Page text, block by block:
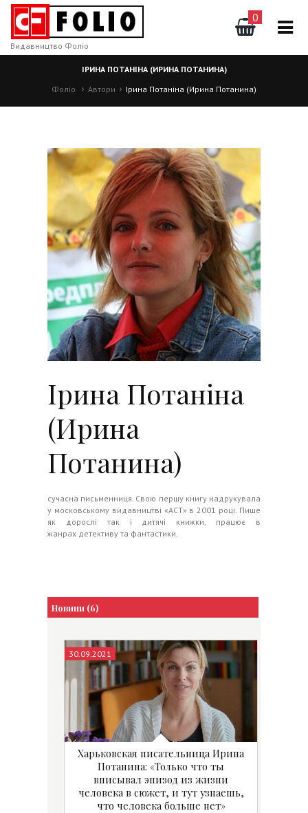
0
Видавництво Фоліо
ІРИНА ПОТАНІНА (ИРИНА ПОТАНИНА)
Фоліо
Автори Ірина Потаніна (Ирина Потанина)
Ірина Потаніна
(Ирина
Потанина)
сучасна письменниця. Свою першу книгу надрукувала
у московському видавництві «АСТ» в 2001 році. Пише
як дорослі так і дитячі книжки, працює в
жанрах детективу та фантастики.
Новини (6)
30.09.2021
Харьковская писательница Ирина
Потанина: «Только что ты
вписывал эпизод из жизни
человека в сюжет, и тут узнаешь,
что человека больше нет»